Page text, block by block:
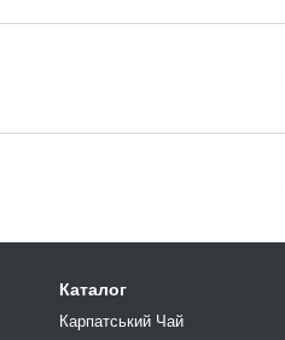
Каталог
Карпатський Чай